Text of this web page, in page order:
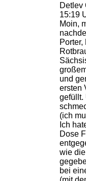
Detlev
15:19
Moin,
und
ersten
gefüllt.
(ich
Ich
Dose
wie
bei